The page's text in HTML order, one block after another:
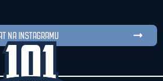
NA INSTAGRAMU